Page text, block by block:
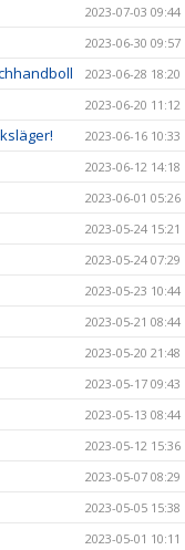
2023-07-03 09:44
2023-06-30 09:57
2023-06-28 18:20
2023-06-20 11:12
2023-06-16 10:33
2023-06-12 14:18
2023-06-01 05:26
2023-05-24 15:21
2023-05-24 07:29
2023-05-23 10:44
2023-05-21 08:44
2023-05-20 21:48
2023-05-17 09:43
2023-05-13 08:44
2023-05-12 15:36
2023-05-07 08:29
2023-05-05 15:38
2023-05-01 10:11